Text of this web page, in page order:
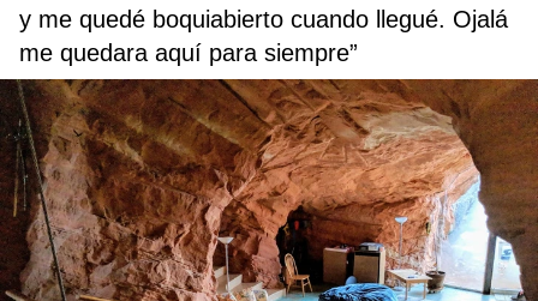
y me quedé boquiabierto cuando llegué. Ojalá
me quedara aquí para siempre”